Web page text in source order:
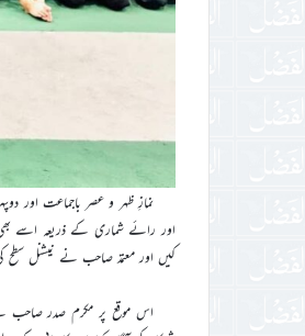
نمازِ ظہر و عصر باجماعت اور
اور رائے شماری کے ذریعہ اسے
کیں اور معتمد صاحب نے نیشنل سطح
اس موقع پر مکرم صدر صاحب نے